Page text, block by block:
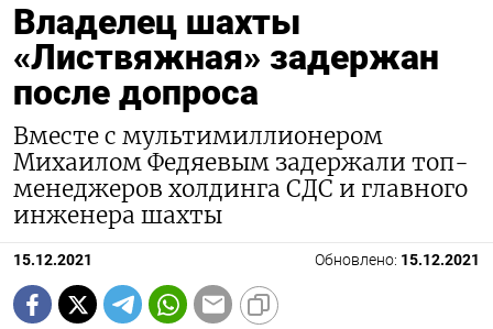
Владелец шахты
«Листвяжная» задержан
после допроса
Вместе с мультимиллионером
Михаилом Федяевым задержали топ-
менеджеров холдинга СДС и главного
инженера шахты
15.12.2021 Обновлено: 15.12.2021